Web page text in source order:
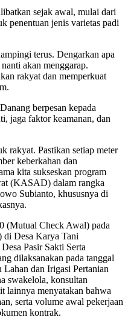
sejak awal, mulai dari
penentuan jenis varietas padi
terus. Dengarkan apa
akan menggarap.
rakyat dan memperkuat
berpesan kepada
jaga faktor keamanan, dan
rakyat. Pastikan setiap meter
keberkahan dan
kita sukseskan program
(KASAD) dalam rangka
Subianto, khususnya di
(Mutual Check Awal) pada
di Desa Karya Tani
Pasir Sakti Serta
dilaksanakan pada tanggal
dan Irigasi Pertanian
swakelola, konsultan
lainnya menyatakan bahwa
serta volume awal pekerjaan
kontrak.